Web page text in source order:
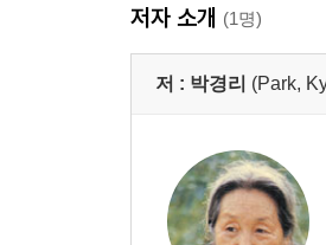
저자 소개 (1명)
저 : 박경리 (Park,